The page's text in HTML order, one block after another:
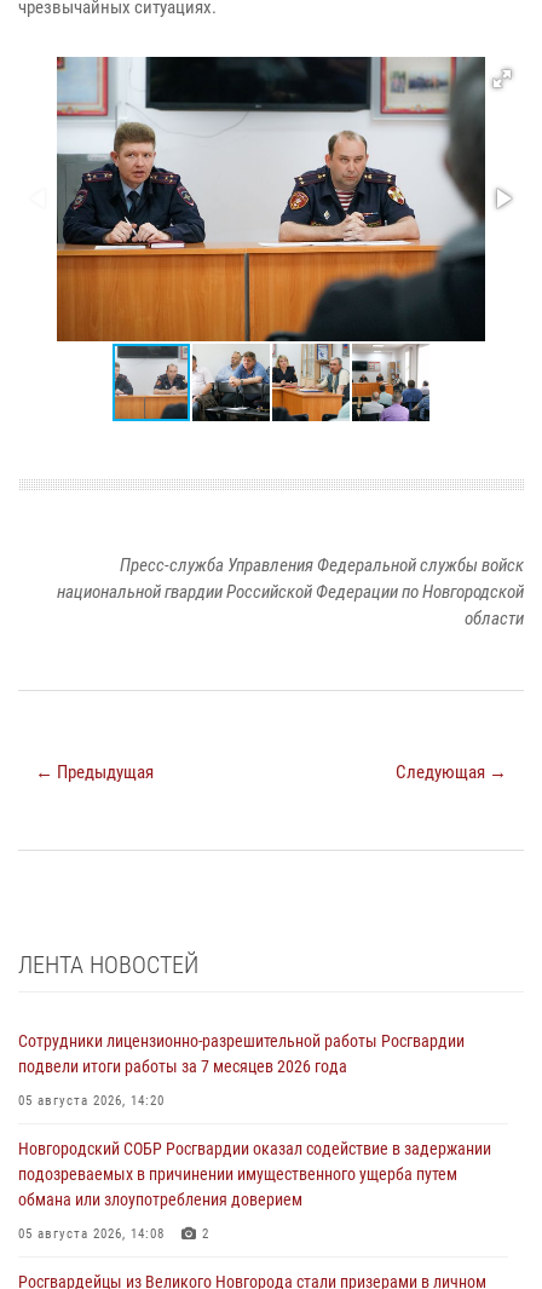
чрезвычайных ситуациях.
Пресс-служба Управления Федеральной службы войск
национальной гвардии Российской Федерации по Новгородской
области
← Предыдущая Следующая →
ЛЕНТА НОВОСТЕЙ
Сотрудники лицензионно-разрешительной работы Росгвардии
подвели итоги работы за 7 месяцев 2026 года
05 августа 2026, 14:20
Новгородский СОБР Росгвардии оказал содействие в задержании
подозреваемых в причинении имущественного ущерба путем
обмана или злоупотребления доверием
05 августа 2026, 14:08 2
Росгвардейцы из Великого Новгорода стали призерами в личном